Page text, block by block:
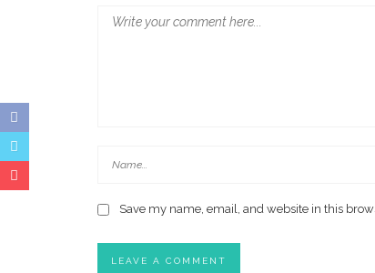
Save my name, email, and website in this